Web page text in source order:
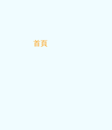
首頁